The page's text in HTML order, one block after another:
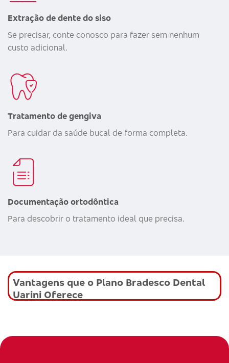
Extração de dente do siso
Se precisar, conte conosco para fazer sem nenhum
custo adicional.
Tratamento de gengiva
Para cuidar da saúde bucal de forma completa.
Documentação ortodôntica
Para descobrir o tratamento ideal que precisa.
Vantagens que o Plano Bradesco Dental
Uarini Oferece